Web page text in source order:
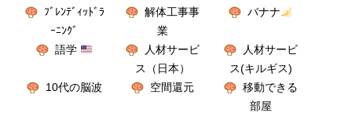
ﾌﾞﾚﾝﾃﾞｨｯﾄﾞﾗ
ｰﾆﾝｸﾞ
解体工事事
業
バナナ
語学
人材サービ
ス（日本）
人材サービ
ス(キルギス)
10代の脳波
空間還元
移動できる
部屋